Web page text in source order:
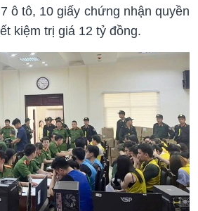
ô tô, 10 giấy chứng nhận quyền
kiệm trị giá 12 tỷ đồng.